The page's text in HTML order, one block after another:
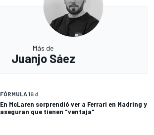
Más de
Juanjo Sáez
FÓRMULA 16 d
En McLaren sorprendió ver a Ferrari en Madring y
aseguran que tienen "ventaja"